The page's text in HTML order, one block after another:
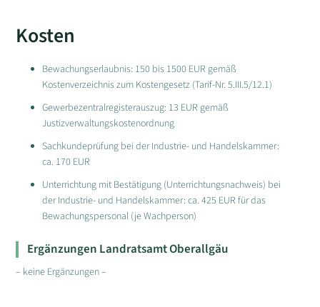
Kosten
Bewachungserlaubnis: 150 bis 1500 EUR gemäß
Kostenverzeichnis zum Kostengesetz (Tarif-Nr. 5.III.5/12.1)
Gewerbezentralregisterauszug: 13 EUR gemäß
Justizverwaltungskostenordnung
Sachkundeprüfung bei der Industrie- und Handelskammer:
ca. 170 EUR
Unterrichtung mit Bestätigung (Unterrichtungsnachweis) bei
der Industrie- und Handelskammer: ca. 425 EUR für das
Bewachungspersonal (je Wachperson)
Ergänzungen Landratsamt Oberallgäu
– keine Ergänzungen –